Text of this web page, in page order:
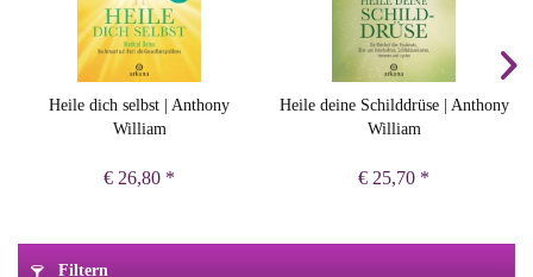
Heile dich selbst | Anthony
William
€ 26,80 *
Heile deine Schilddrüse | Anthony
William
€ 25,70 *
Filtern